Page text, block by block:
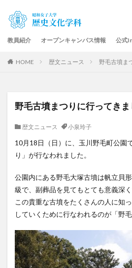
教員紹介 オープンキャンパス情報 公式
HOME 歴文ニュース 野毛古墳ま
野毛古墳まつりに行ってきま
歴文ニュース 小泉玲子
10月18日（日）に、玉川野毛町公園
り」が行なわれました。
公園内にある野毛大塚古墳は帆立貝
級で、副葬品を見てもとても意義深く
この貴重な古墳をたくさんの人に知
していくために行なわれるのが「野